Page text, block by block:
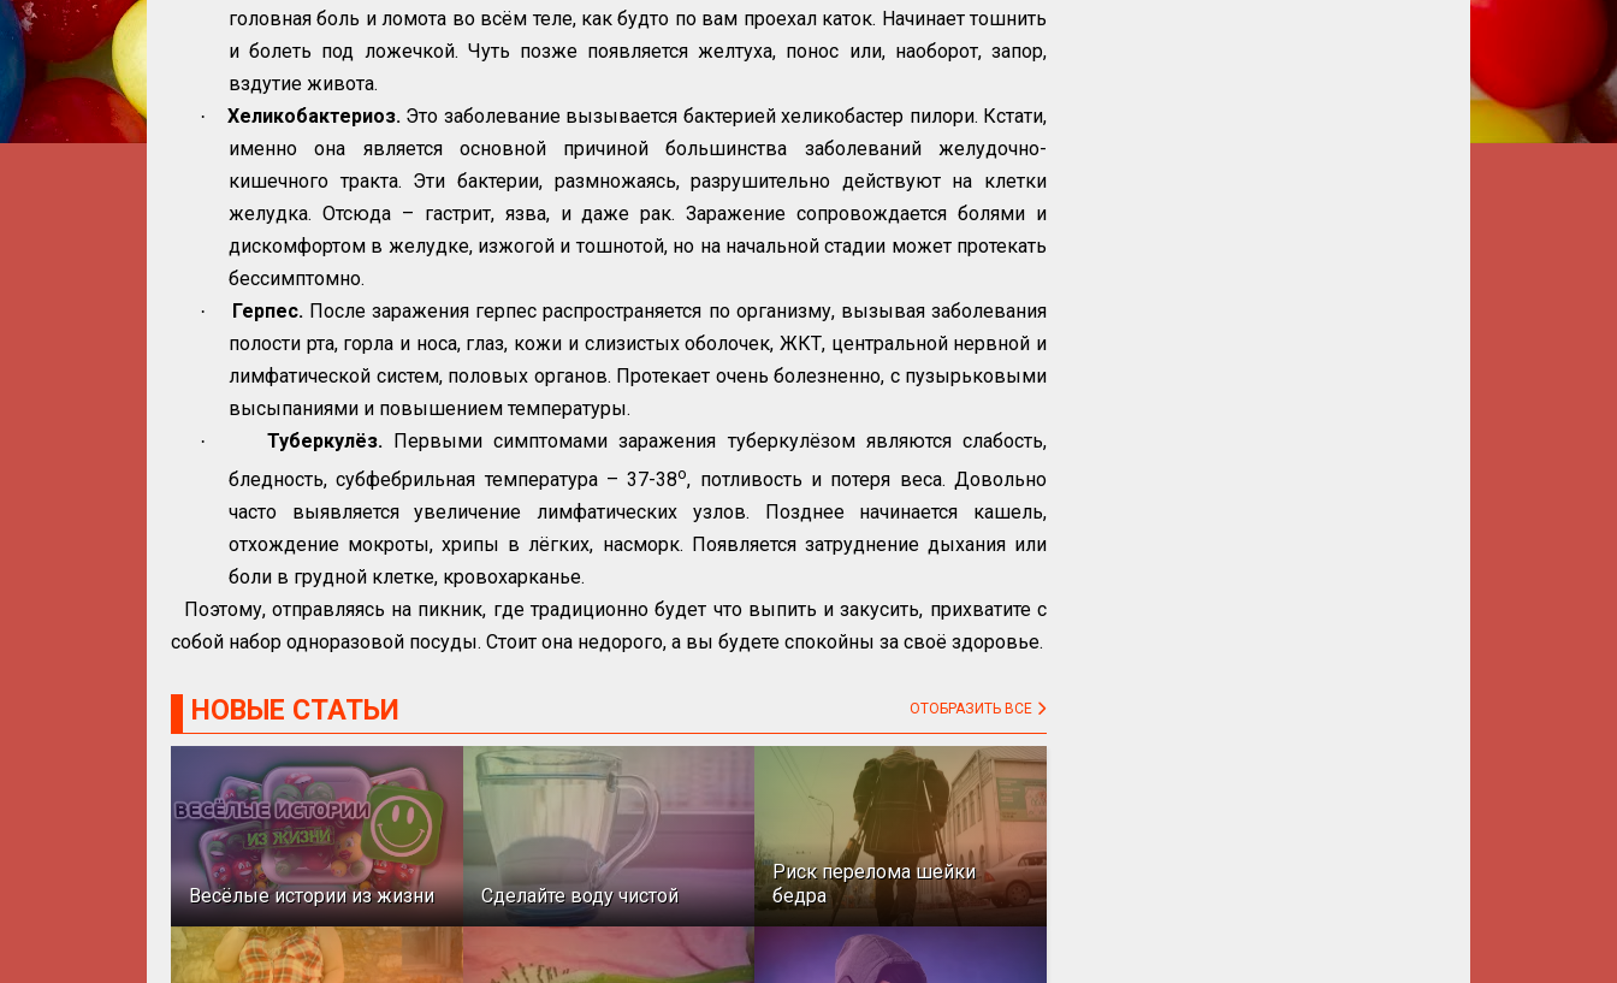
головная боль и ломота во всём теле, как будто по вам проехал каток. Начинает тошнить
и болеть под ложечкой. Чуть позже появляется желтуха, понос или, наоборот, запор,
вздутие живота.
· Хеликобактериоз. Это заболевание вызывается бактерией хеликобастер пилори. Кстати,
именно она является основной причиной большинства заболеваний желудочно-
кишечного тракта. Эти бактерии, размножаясь, разрушительно действуют на клетки
желудка. Отсюда – гастрит, язва, и даже рак. Заражение сопровождается болями и
дискомфортом в желудке, изжогой и тошнотой, но на начальной стадии может протекать
бессимптомно.
· Герпес.После заражения герпес распространяется по организму, вызывая заболевания
полости рта, горла и носа, глаз, кожи и слизистых оболочек, ЖКТ, центральной нервной и
лимфатической систем, половых органов. Протекает очень болезненно, с пузырьковыми
высыпаниями и повышением температуры.
· Туберкулёз.Первыми симптомами заражения туберкулёзом являются слабость,
бледность, субфебрильная температура – 37-38о, потливость и потеря веса. Довольно
часто выявляется увеличение лимфатических узлов. Позднее начинается кашель,
отхождение мокроты, хрипы в лёгких, насморк. Появляется затруднение дыхания или
боли в грудной клетке, кровохарканье.
Поэтому, отправляясь на пикник, где традиционно будет что выпить и закусить, прихватите с
собой набор одноразовой посуды. Стоит она недорого, а вы будете спокойны за своё здоровье.
НОВЫЕ СТАТЬИ ОТОБРАЗИТЬ ВСЕ
Весёлые истории из жизни Сделайте воду чистой
Риск перелома шейки
бедра